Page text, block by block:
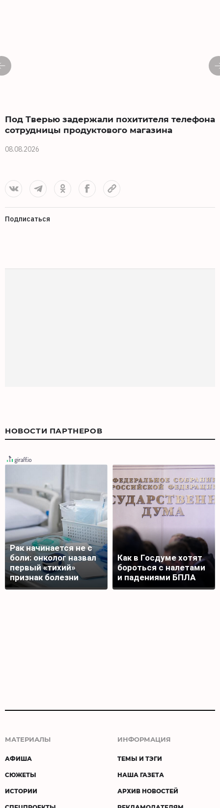
Под Тверью задержали похитителя телефона
сотрудницы продуктового магазина
08.08.2026
Подписаться
НОВОСТИ ПАРТНЕРОВ
Рак начинается не с
боли: онколог назвал
первый «тихий»
признак болезни
Как в Госдуме хотят
бороться с налетами
и падениями БПЛА
МАТЕРИАЛЫ
АФИША
СЮЖЕТЫ
ИСТОРИИ
ИНФОРМАЦИЯ
ТЕМЫ И ТЭГИ
НАША ГАЗЕТА
АРХИВ НОВОСТЕЙ